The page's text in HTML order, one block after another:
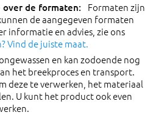
Formaten zijn
de aangegeven formaten
informatie en advies, zie ons
Vind de juiste maat.
en kan zodoende nog
het breekproces en transport.
deze te verwerken, het materiaal
U kunt het product ook even